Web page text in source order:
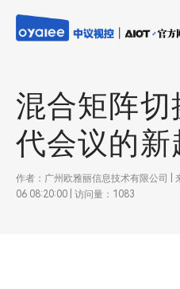
混合矩阵
代会议的新
作者：广州欧雅丽信息技术有限公司 |
06 08:20:00 | 访问量：1083